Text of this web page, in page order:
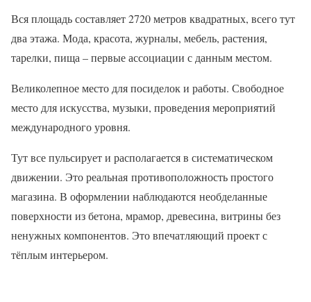
Вся площадь составляет 2720 метров квадратных, всего тут
два этажа. Мода, красота, журналы, мебель, растения,
тарелки, пища – первые ассоциации с данным местом.
Великолепное место для посиделок и работы. Свободное
место для искусства, музыки, проведения мероприятий
международного уровня.
Тут все пульсирует и располагается в систематическом
движении. Это реальная противоположность простого
магазина. В оформлении наблюдаются необделанные
поверхности из бетона, мрамор, древесина, витрины без
ненужных компонентов. Это впечатляющий проект с
тёплым интерьером.